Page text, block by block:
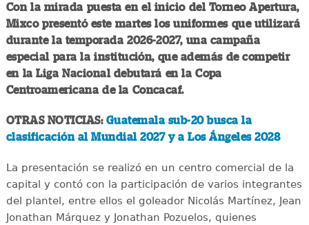
Con la mirada puesta en el inicio del Torneo Apertura,
Mixco presentó este martes los uniformes que utilizará
durante la temporada 2026-2027, una campaña
especial para la institución, que además de competir
en la Liga Nacional debutará en la Copa
Centroamericana de la Concacaf.
OTRAS NOTICIAS: Guatemala sub-20 busca la
clasificación al Mundial 2027 y a Los Ángeles 2028
La presentación se realizó en un centro comercial de la
capital y contó con la participación de varios integrantes
del plantel, entre ellos el goleador Nicolás Martínez, Jean
Jonathan Márquez y Jonathan Pozuelos, quienes